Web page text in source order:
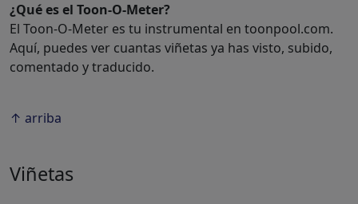
¿Qué es el Toon-O-Meter?
El Toon-O-Meter es tu instrumental en toonpool.com.
Aquí, puedes ver cuantas viñetas ya has visto, subido,
comentado y traducido.
↑ arriba
Viñetas